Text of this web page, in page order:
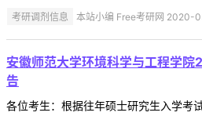
考研调剂信息 本站小编 Free考研网 2020-
安徽师范大学环境科学与工程学
告
各位考生：根据往年硕士研究生入学考